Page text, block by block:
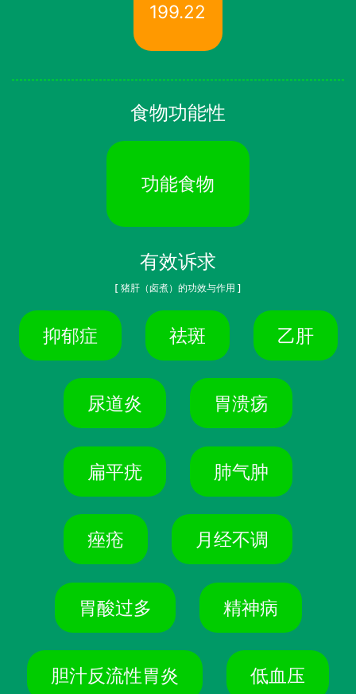
199.22
食物功能性
功能食物
有效诉求
[ 猪肝（卤煮）的功效与作用 ]
抑郁症 祛斑 乙肝
尿道炎 胃溃疡
扁平疣 肺气肿
痤疮 月经不调
胃酸过多 精神病
胆汁反流性胃炎 低血压